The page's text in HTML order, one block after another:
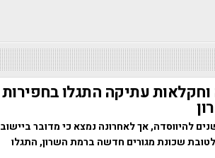
עתיקה התגלו בחפירות
רמת השרון חוגגת בקרוב 100 שנים להיווסדה, אך לאחרונה נמצא כי מדובר ביישוב
שכונת מגורים חדשה ברמת השרון, התגלו